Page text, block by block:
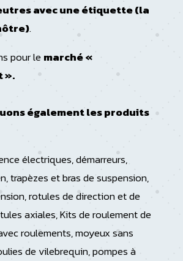
avec une étiquette (la
.
pour le marché «
».
également les produits
électriques, démarreurs,
trapèzes et bras de suspension,
rotules de direction et de
axiales, Kits de roulement de
roulements, moyeux sans
de vilebrequin, pompes à